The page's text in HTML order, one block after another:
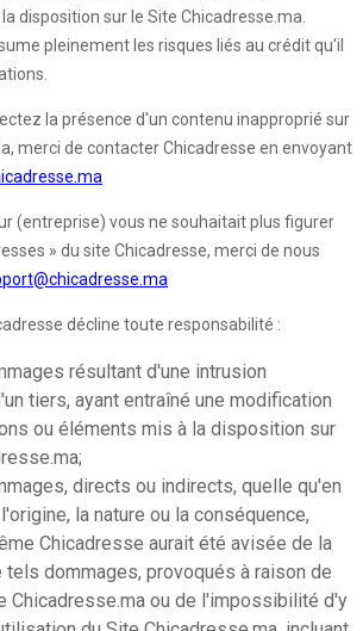
disposition sur le Site Chicadresse.ma.
pleinement les risques liés au crédit qu'il
la présence d'un contenu inapproprié sur
merci de contacter Chicadresse en envoyant
(entreprise) vous ne souhaitait plus figurer
» du site Chicadresse, merci de nous
décline toute responsabilité :
résultant d'une intrusion
tiers, ayant entraîné une modification
ou éléments mis à la disposition sur
directs ou indirects, quelle qu'en
la nature ou la conséquence,
Chicadresse aurait été avisée de la
dommages, provoqués à raison de
Chicadresse.ma ou de l'impossibilité d'y